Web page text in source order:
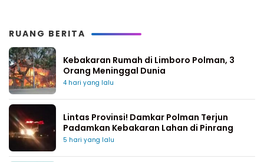
RUANG BERITA
Kebakaran Rumah di Limboro Polman, 3
Orang Meninggal Dunia
4 hari yang lalu
Lintas Provinsi! Damkar Polman Terjun
Padamkan Kebakaran Lahan di Pinrang
5 hari yang lalu